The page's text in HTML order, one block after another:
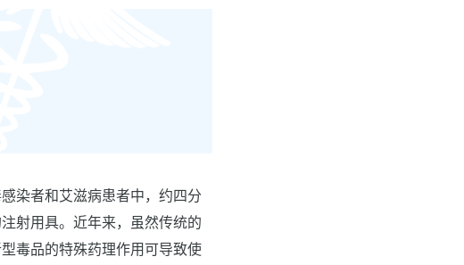
染者和艾滋病患者中，约四分
射用具。近年来，虽然传统的
毒品的特殊药理作用可导致使